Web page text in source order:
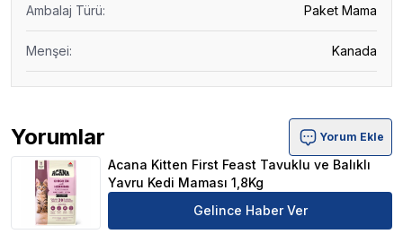
Ambalaj Türü: Paket Mama
Menşei: Kanada
Yorumlar
Acana Kitten First Feast Tavuklu ve Balıklı Yavru Kedi
Yorum Ekle
Acana Kitten First Feast Tavuklu ve Balıklı
Yavru Kedi Maması 1,8Kg
Gelince Haber Ver